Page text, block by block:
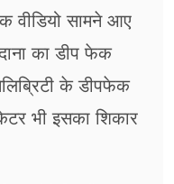
वीडियो सामने आए
का डीप फेक
के डीपफेक
भी इसका शिकार